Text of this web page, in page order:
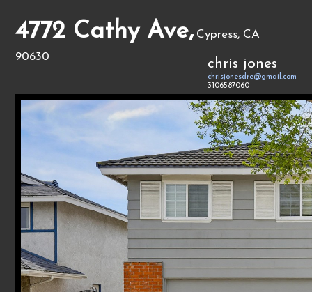
4772 Cathy Ave, Cypress, CA
90630
chris jones
chrisjonesdre@gmail.com
3106587060